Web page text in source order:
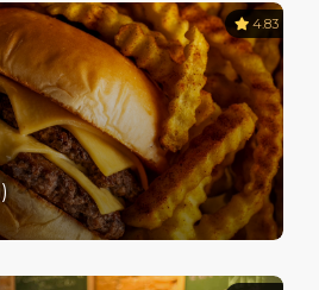
4.83